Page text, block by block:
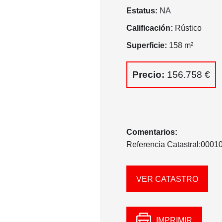
Estatus: NA
Calificación: Rústico
Superficie: 158 m²
Precio: 156.758 €
Comentarios:
Referencia
VER CATASTRO
IMPRIMIR